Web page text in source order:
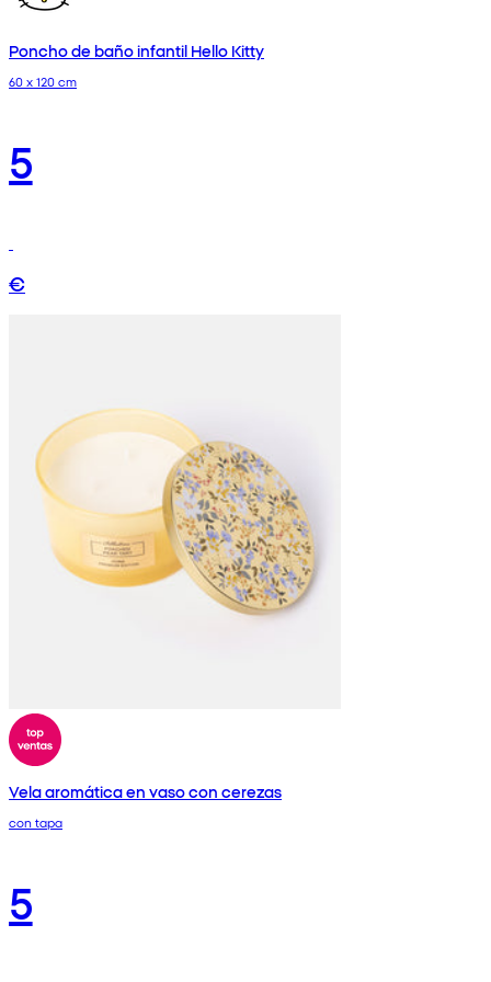
Poncho de baño infantil Hello Kitty
60 x 120 cm
5
€
Vela aromática en vaso con cerezas
con tapa
5